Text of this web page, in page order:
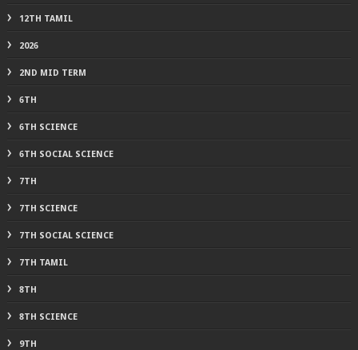
12TH TAMIL
2026
2ND MID TERM
6TH
6TH SCIENCE
6TH SOCIAL SCIENCE
7TH
7TH SCIENCE
7TH SOCIAL SCIENCE
7TH TAMIL
8TH
8TH SCIENCE
9TH